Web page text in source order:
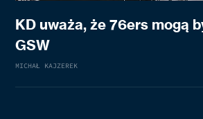
KD uważa, że 76ers mogą
GSW
MICHAŁ KAJZEREK